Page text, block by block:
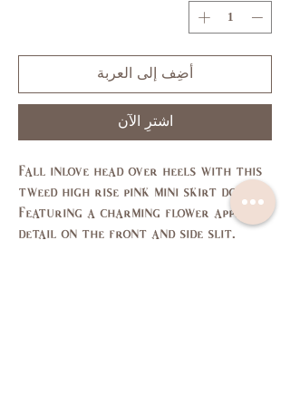
أضِف إلى العربة
اشترِ الآن
Fall inlove head over heels with this
tweed high rise pink mini skirt doll.
Featuring a charming flower applique
detail on the front and side slit.